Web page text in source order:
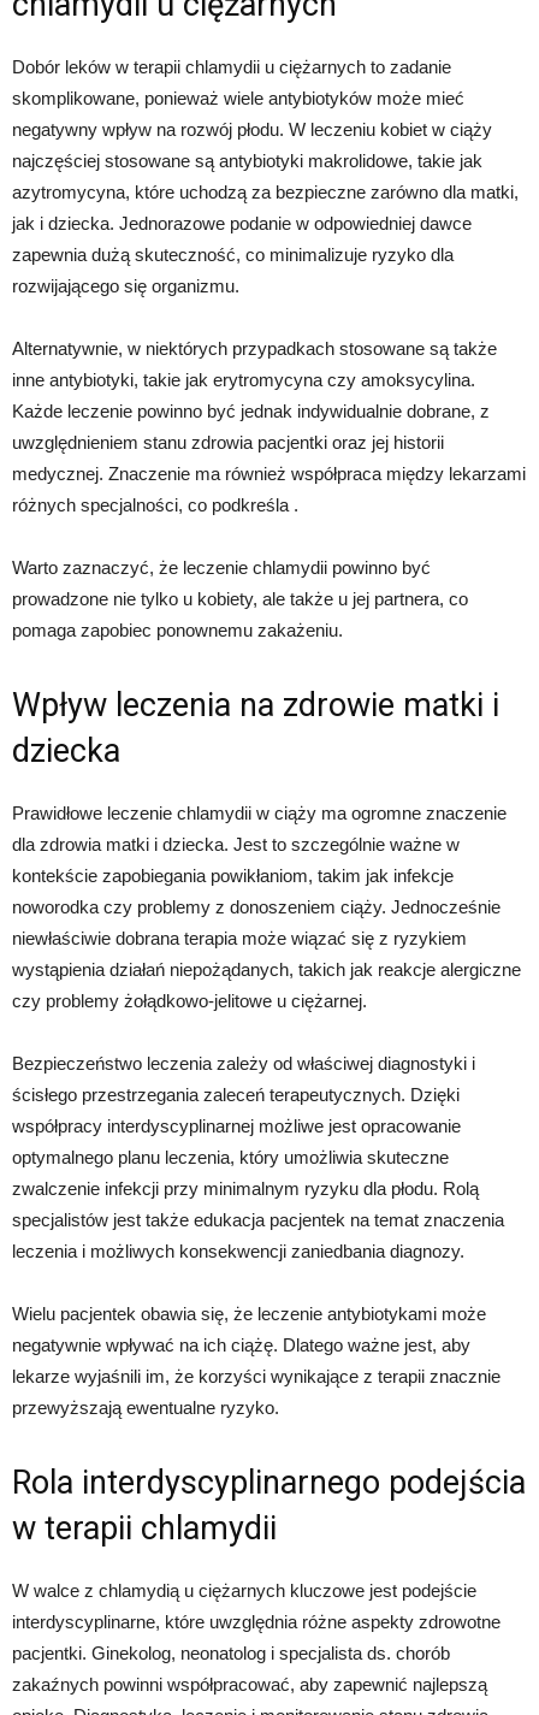
Dobór leków w terapii chlamydii u ciężarnych to zadanie
skomplikowane, ponieważ wiele antybiotyków może mieć
negatywny wpływ na rozwój płodu. W leczeniu kobiet w ciąży
najczęściej stosowane są antybiotyki makrolidowe, takie jak
azytromycyna, które uchodzą za bezpieczne zarówno dla matki,
jak i dziecka. Jednorazowe podanie w odpowiedniej dawce
zapewnia dużą skuteczność, co minimalizuje ryzyko dla
rozwijającego się organizmu.
Alternatywnie, w niektórych przypadkach stosowane są także
inne antybiotyki, takie jak erytromycyna czy amoksycylina.
Każde leczenie powinno być jednak indywidualnie dobrane, z
uwzględnieniem stanu zdrowia pacjentki oraz jej historii
medycznej. Znaczenie ma również współpraca między lekarzami
różnych specjalności, co podkreśla .
Warto zaznaczyć, że leczenie chlamydii powinno być
prowadzone nie tylko u kobiety, ale także u jej partnera, co
pomaga zapobiec ponownemu zakażeniu.
Wpływ leczenia na zdrowie matki i
dziecka
Prawidłowe leczenie chlamydii w ciąży ma ogromne znaczenie
dla zdrowia matki i dziecka. Jest to szczególnie ważne w
kontekście zapobiegania powikłaniom, takim jak infekcje
noworodka czy problemy z donoszeniem ciąży. Jednocześnie
niewłaściwie dobrana terapia może wiązać się z ryzykiem
wystąpienia działań niepożądanych, takich jak reakcje alergiczne
czy problemy żołądkowo-jelitowe u ciężarnej.
Bezpieczeństwo leczenia zależy od właściwej diagnostyki i
ścisłego przestrzegania zaleceń terapeutycznych. Dzięki
współpracy interdyscyplinarnej możliwe jest opracowanie
optymalnego planu leczenia, który umożliwia skuteczne
zwalczenie infekcji przy minimalnym ryzyku dla płodu. Rolą
specjalistów jest także edukacja pacjentek na temat znaczenia
leczenia i możliwych konsekwencji zaniedbania diagnozy.
Wielu pacjentek obawia się, że leczenie antybiotykami może
negatywnie wpływać na ich ciążę. Dlatego ważne jest, aby
lekarze wyjaśnili im, że korzyści wynikające z terapii znacznie
przewyższają ewentualne ryzyko.
Rola interdyscyplinarnego podejścia
w terapii chlamydii
W walce z chlamydią u ciężarnych kluczowe jest podejście
interdyscyplinarne, które uwzględnia różne aspekty zdrowotne
pacjentki. Ginekolog, neonatolog i specjalista ds. chorób
zakaźnych powinni współpracować, aby zapewnić najlepszą